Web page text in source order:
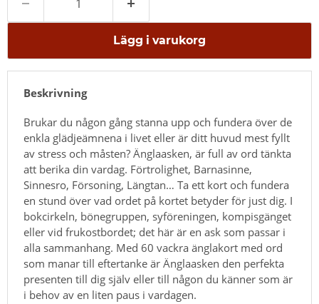
Lägg i varukorg
Beskrivning
Brukar du någon gång stanna upp och fundera över de
enkla glädjeämnena i livet eller är ditt huvud mest fyllt
av stress och måsten? Änglaasken, är full av ord tänkta
att berika din vardag. Förtrolighet, Barnasinne,
Sinnesro, Försoning, Längtan… Ta ett kort och fundera
en stund över vad ordet på kortet betyder för just dig. I
bokcirkeln, bönegruppen, syföreningen, kompisgänget
eller vid frukostbordet; det här är en ask som passar i
alla sammanhang. Med 60 vackra änglakort med ord
som manar till eftertanke är Änglaasken den perfekta
presenten till dig själv eller till någon du känner som är
i behov av en liten paus i vardagen.